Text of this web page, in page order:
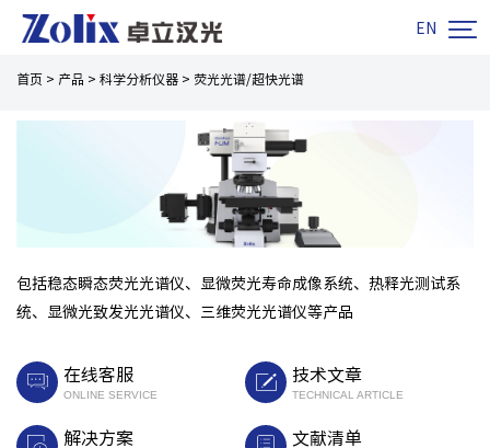
EN 
首页 > 产品 > 科学分析仪器 > 荧光光谱/超快光谱
包括稳态瞬态荧光光谱仪、显微荧光寿命成像系统、热释光测试系
统、显微光致发光光谱仪、三维荧光光谱仪等产品
在线客服
ONLINE SERVICE
技术文章
TECHNICAL ARTICLE
解决方案 文献清单